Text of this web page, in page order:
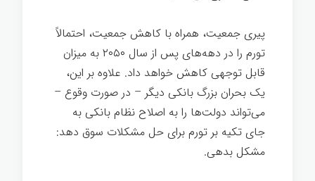
پیری جمعیت، همراه با کاهش جمعیت، احتمالاً
تورم را در دهه‌های پس از سال ۲۰۵۰ به میزان
قابل توجهی کاهش خواهد داد. علاوه بر این،
یک بحران بزرگ بانکی دیگر – در صورت وقوع –
می‌تواند دولت‌ها را به اصلاح نظام بانکی به
جای تکیه بر تورم برای حل مشکلات سوق دهد:
مشکل بدهی.